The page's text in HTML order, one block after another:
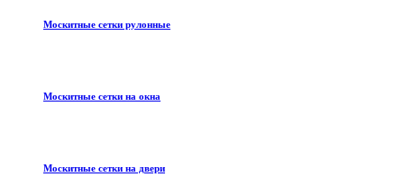
Москитные сетки рулонные
Москитные сетки на окна
Москитные сетки на двери